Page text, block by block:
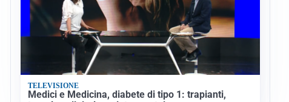
TELEVISIONE
Medici e Medicina, diabete di tipo 1: trapianti,